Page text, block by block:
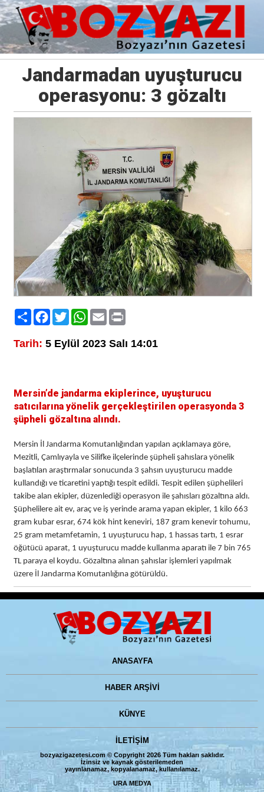
Jandarmadan uyuşturucu
operasyonu: 3 gözaltı
PaylaşFacebook
TwitterWhatsApp
EmailPrint
Tarih: 5 Eylül 2023 Salı 14:01
Mersin’de jandarma ekiplerince, uyuşturucu
satıcılarına yönelik gerçekleştirilen operasyonda 3
şüpheli gözaltına alındı.
Mersin İl Jandarma Komutanlığından yapılan açıklamaya göre,
Mezitli, Çamlıyayla ve Silifke ilçelerinde şüpheli şahıslara yönelik
başlatılan araştırmalar sonucunda 3 şahsın uyuşturucu madde
kullandığı ve ticaretini yaptığı tespit edildi. Tespit edilen şüphelileri
takibe alan ekipler, düzenlediği operasyon ile şahısları gözaltına aldı.
Şüphelilere ait ev, araç ve iş yerinde arama yapan ekipler, 1 kilo 663
gram kubar esrar, 674 kök hint keneviri, 187 gram kenevir tohumu,
25 gram metamfetamin, 1 uyuşturucu hap, 1 hassas tartı, 1 esrar
öğütücü aparat, 1 uyuşturucu madde kullanma aparatı ile 7 bin 765
TL paraya el koydu. Gözaltına alınan şahıslar işlemleri yapılmak
üzere İl Jandarma Komutanlığına götürüldü.
ANASAYFA
HABER ARŞİVİ
KÜNYE
İLETİŞİM
bozyazigazetesi.com © Copyright 2026 Tüm hakları saklıdır.
İzinsiz ve kaynak gösterilemeden
yayınlanamaz, kopyalanamaz, kullanılamaz.
URA MEDYA